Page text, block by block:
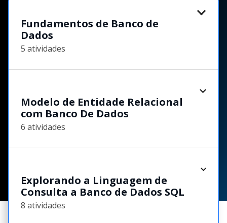
Fundamentos de Banco de
Dados
5 atividades
Modelo de Entidade Relacional
com Banco De Dados
6 atividades
Explorando a Linguagem de
Consulta a Banco de Dados SQL
8 atividades